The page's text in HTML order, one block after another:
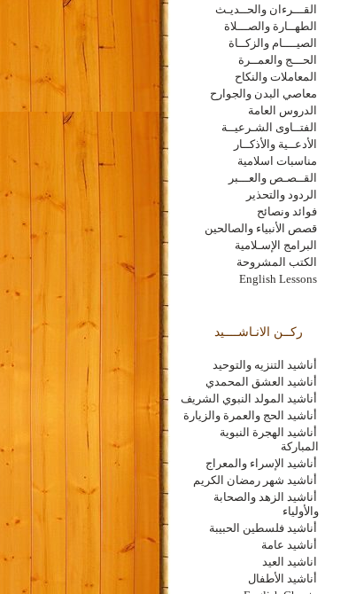
القـــرءان والحــديـث
الطهــارة والصـــلاة
الصيــــام والزكــاة
الحـــج والعمــرة
المعاملات والنكاح
معاصي البدن والجوارح
الدروس العامة
الفتــاوى الشـرعيــة
الأدعــية والأذكــار
مناسبات اسلامية
القــصـص والعـــبر
الردود والتحذير
فوائد ونصائح
قصص الأنبياء والصالحين
البرامج الإسـلامية
الكتب المشروحة
English Lessons
ركــن الانـاشــــيد
أناشيد التنزيه والتوحيد
أناشيد العشق المحمدي
أناشيد المولد النبوي الشريف
أناشيد الحج والعمرة والزيارة
أناشيد الهجرة النبوية
المباركة
أناشيد الإسراء والمعراج
أناشيد شهر رمضان الكريم
أناشيد الزهد والصحابة
والأولياء
أناشيد فلسطين الحبيبة
أناشيد عامة
اناشيد العيد
أناشيد الأطفال